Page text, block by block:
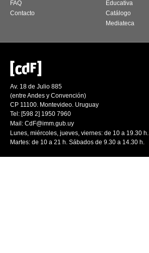
FAQ
Contacto
Educativa
Catálogo
Mediateca
Av. 18 de Julio 885
(entre Andes y Convención)
CP 11100. Montevideo. Uruguay
Tel: [598 2] 1950 7960
Mail: CdF@imm.gub.uy
Lunes, miércoles, jueves, viernes: de 10 a 19.30 h.
Martes: de 10 a 21 h. Sábados de 9.30 a 14.30 h.